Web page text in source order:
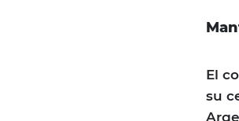
El
su